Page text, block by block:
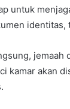
untuk
identitas,
jemaah
kamar akan